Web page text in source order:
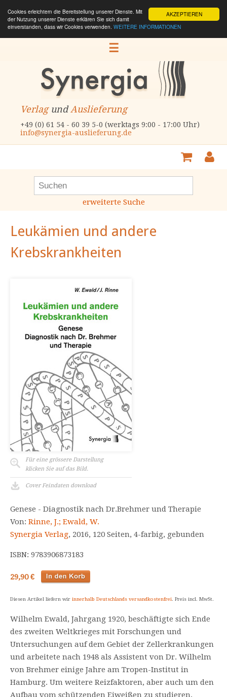
AKZEPTIEREN
Cookies erleichtern die Bereitstellung unserer Dienste. Mit
der Nutzung unserer Dienste erklären Sie sich damit
einverstanden, dass wir Cookies verwenden. WEITERE INFORMATIONEN
☰
VerlagundAuslieferung
+49 (0) 61 54 - 60 39 5-0 (werktags 9:00 - 17:00 Uhr)
info@synergia-auslieferung.de
erweiterte Suche
Leukämien und andere
Krebskrankheiten
Für eine grössere Darstellung
klicken Sie auf das Bild.
Cover Feindaten download
Genese - Diagnostik nach Dr.Brehmer und Therapie
Von: Rinne, J.; Ewald, W.
Synergia Verlag, 2016, 120 Seiten, 4-farbig, gebunden
ISBN: 9783906873183
29,90 €
Diesen Artikel liefern wir innerhalb Deutschlands versandkostenfrei. Preis incl. MwSt.
Wilhelm Ewald, Jahrgang 1920, beschäftigte sich Ende
des zweiten Weltkrieges mit Forschungen und
Untersuchungen auf dem Gebiet der Zellerkrankungen
und arbeitete nach 1948 als Assistent von Dr. Wilhelm
von Brehmer einige Jahre am Tropen-Institut in
Hamburg. Um weitere Reizfaktoren, aber auch um den
Aufbau vom schützenden Eiweißen zu studieren,